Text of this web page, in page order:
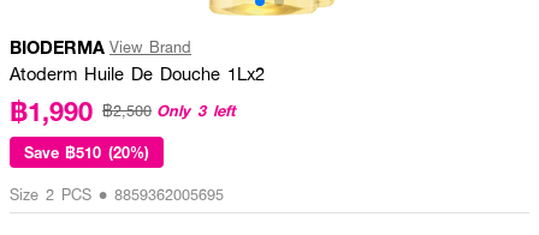
BIODERMA View Brand
Atoderm Huile De Douche 1Lx2
฿1,990 ฿2,500 Only 3 left
Save ฿510 (20%)
Size 2 PCS • 8859362005695